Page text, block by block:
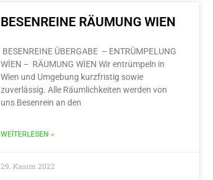
BESENREINE RÄUMUNG WIEN
BESENREINE ÜBERGABE – ENTRÜMPELUNG
WİEN – RÄUMUNG WİEN Wir entrümpeln in
Wien und Umgebung kurzfristig sowie
zuverlässig. Alle Räumlichkeiten werden von
uns Besenrein an den
WEITERLESEN »
29. Kasım 2022